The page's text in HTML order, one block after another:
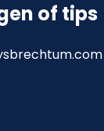
of tips